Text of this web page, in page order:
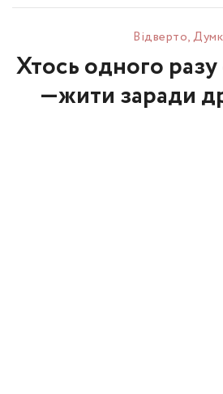
Відвертo,
Хтось одного разу
—жити заради